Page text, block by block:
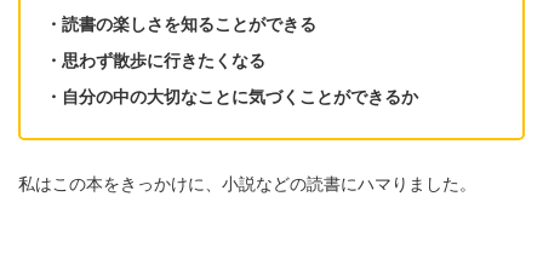
・読書の楽しさを知ることができる
・思わず散歩に行きたくなる
・自分の中の大切なことに気づくことができるか
私はこの本をきっかけに、小説などの読書にハマりました。